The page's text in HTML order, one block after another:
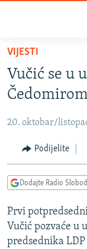
Pređite
glavni
sadržaj
na
navigaciju
Pređite
na
BOSNA I
KOSOVO
CRNA GORA
VIDEO
FOTOGALERIJE
INFOGRAFIKE
PODCASTI
RAT U UKRAJINI
KINA NA
VIJESTI
Vučić se u
20. oktobar/
Podijelite
Dodajte Radio
Prvi
Vučić pozvaće u
predsednika LDP